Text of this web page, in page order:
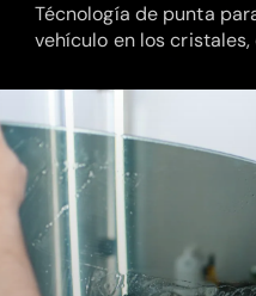
Técnología de punta
vehículo en los